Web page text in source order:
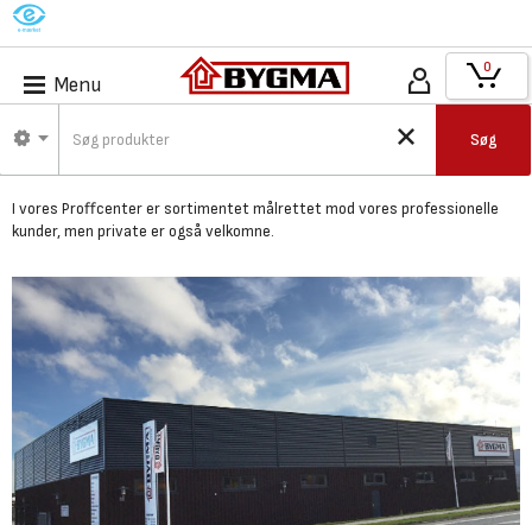
M
Menu
Søg
0
Bygma Frederikshavn -
Proffcenter
I vores Proffcenter er sortimentet målrettet mod vores professionelle
kunder,men private er også velkomne.